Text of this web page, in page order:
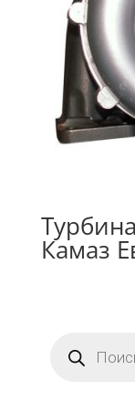
Камаз
товаров